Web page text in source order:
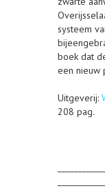
systeem
boek dat
een nieuw
Uitgeverij:
208 pag.